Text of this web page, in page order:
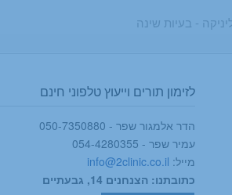
- בעיות שינה
לזימון תורים וייעוץ טלפוני חינם
הדר אלמגור שפר - 050-7350880
עמיר שפר - 054-4280355
מייל: info@2clinic.co.il
כתובתנו: הצנחנים 14, גבעתיים